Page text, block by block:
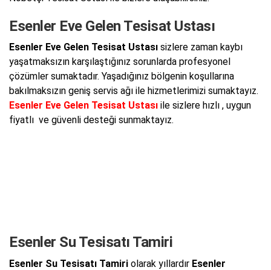
Esenler Eve Gelen Tesisat Ustası
Esenler Eve Gelen Tesisat Ustası sizlere zaman kaybı
yaşatmaksızın karşılaştığınız sorunlarda profesyonel
çözümler sumaktadır. Yaşadığınız bölgenin koşullarına
bakılmaksızın geniş servis ağı ile hizmetlerimizi sumaktayız.
Esenler Eve Gelen Tesisat Ustası ile sizlere hızlı , uygun
fiyatlı ve güvenli desteği sunmaktayız.
Esenler Su Tesisatı Tamiri
Esenler Su Tesisatı Tamiri olarak yıllardır Esenler